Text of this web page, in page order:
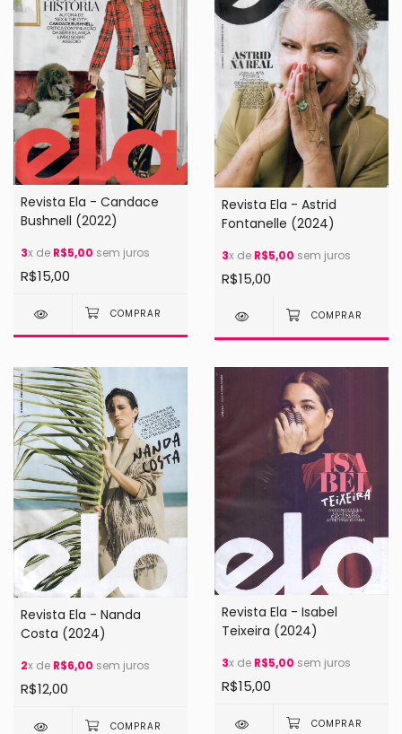
Revista Ela - Candace
Bushnell (2022)
3x de R$5,00 sem juros
R$15,00
Revista Ela - Astrid
Fontanelle (2024)
3x de R$5,00 sem juros
R$15,00
Revista Ela - Nanda
Costa (2024)
2x de R$6,00 sem juros
R$12,00
Revista Ela - Isabel
Teixeira (2024)
3x de R$5,00 sem juros
R$15,00